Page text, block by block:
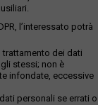
l’interessato potrà
dei dati
stessi; non è
infondate, eccessive
personali se errati o